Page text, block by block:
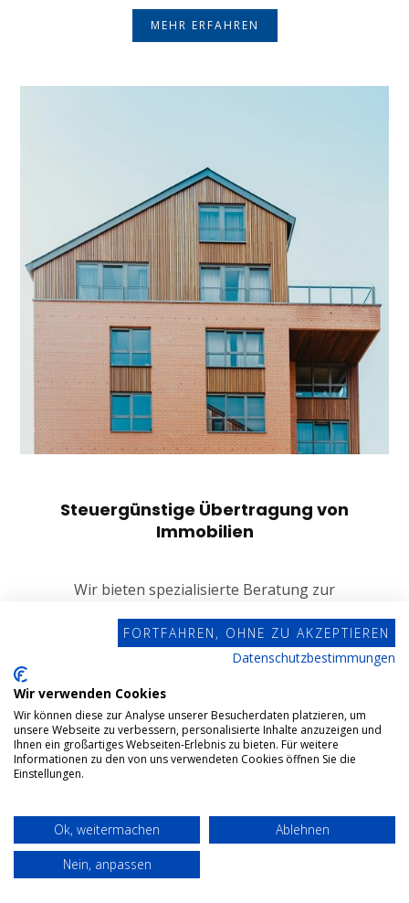
MEHR ERFAHREN
Steuergünstige Übertragung von
Immobilien
Wir bieten spezialisierte Beratung zur
steuergünstigen Übertragung von Immobilien, um
Erbschafts- und Schenkungssteuern zu minimieren.
MEHR ERFAHREN
FORTFAHREN, OHNE ZU AKZEPTIEREN
Datenschutzbestimmungen
Wir verwenden Cookies
Wir können diese zur Analyse unserer Besucherdaten platzieren, um
unsere Webseite zu verbessern, personalisierte Inhalte anzuzeigen und
Ihnen ein großartiges Webseiten-Erlebnis zu bieten. Für weitere
Informationen zu den von uns verwendeten Cookies öffnen Sie die
Einstellungen.
Ok, weitermachen
Ablehnen
Nein, anpassen